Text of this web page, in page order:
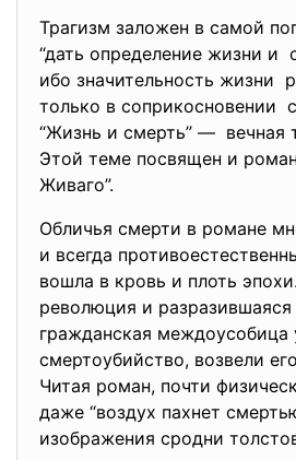
Трагизм заложен в самой
“дать определение жизни и
ибо значительность жизни
только в соприкосновении
“Жизнь и смерть” — вечная
Этой теме посвящен и
Живаго”.
Обличья смерти в романе
и всегда
вошла в кровь и плоть
революция и разразившаяся
гражданская междоусобица
смертоубийство, возвели
Читая роман, почти
даже “воздух пахнет
изображения сродни